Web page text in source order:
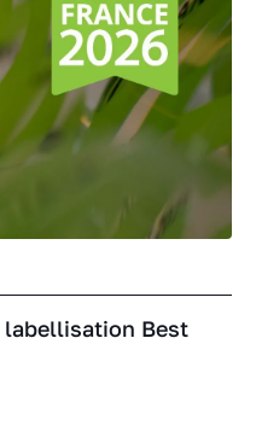
labellisation Best